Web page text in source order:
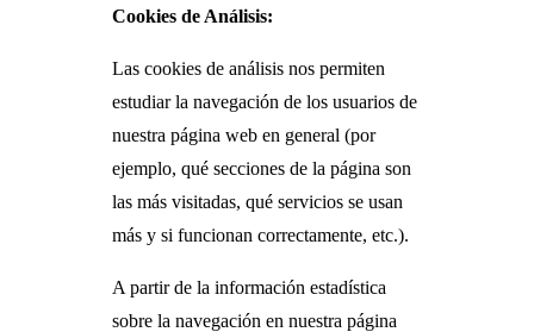
Cookies de Análisis:
Las cookies de análisis nos permiten
estudiar la navegación de los usuarios de
nuestra página web en general (por
ejemplo, qué secciones de la página son
las más visitadas, qué servicios se usan
más y si funcionan correctamente, etc.).
A partir de la información estadística
sobre la navegación en nuestra página